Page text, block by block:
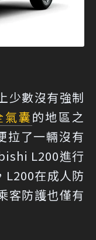
少數沒有強制
氣囊的地區之
拉了一輛沒有
L200進行
L200在成人防
客防護也僅有